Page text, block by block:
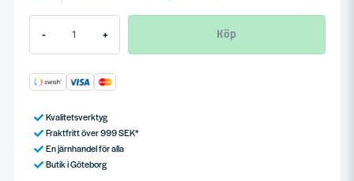
- + Köp
Kvalitetsverktyg
Fraktfritt över 999 SEK*
En järnhandel för alla
Butik i Göteborg